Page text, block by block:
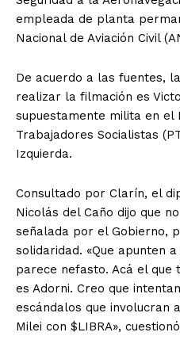
empleada de planta
Nacional de Aviación Civil
De acuerdo a las fuentes,
realizar la filmación es
supuestamente milita en el
Trabajadores Socialistas
Izquierda.
Consultado por Clarín, el
Nicolás del Caño dijo que
señalada por el Gobierno,
solidaridad. «Que apunten
parece nefasto. Acá el que
es Adorni. Creo que
escándalos que involucran
Milei con $LIBRA»,